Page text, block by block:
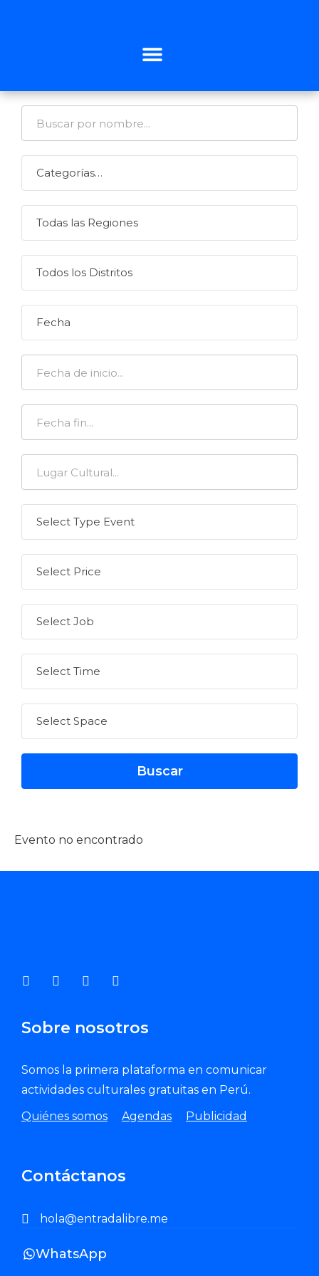
Evento no encontrado
Sobre nosotros
Somos la primera plataforma en comunicar
actividades culturales gratuitas en Perú.
Quiénes somos
Agendas Publicidad
Contáctanos
hola@entradalibre.me
WhatsApp